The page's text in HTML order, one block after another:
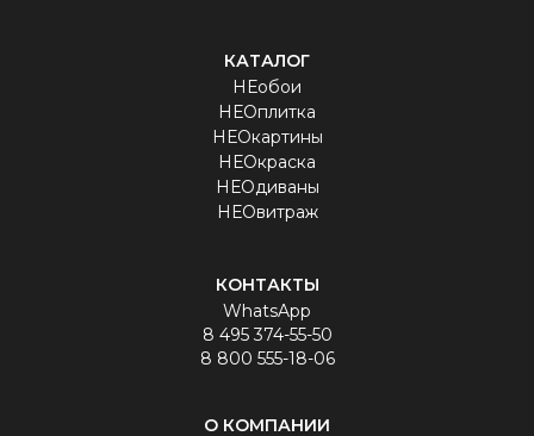
КАТАЛОГ
НЕобои
НЕОплитка
НЕОкартины
НЕОкраска
НЕОдиваны
НЕОвитраж
КОНТАКТЫ
WhatsApp
8 495 374-55-50
8 800 555-18-06
О КОМПАНИИ